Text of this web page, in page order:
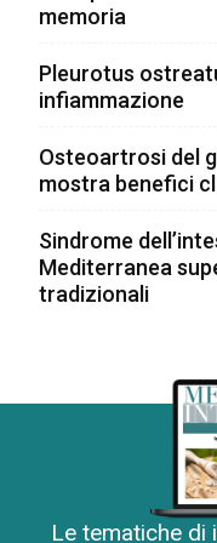
memoria
Pleurotus
infiammazione
Osteoartrosi del
mostra benefici
Sindrome
Mediterranea
tradizionali
Le tematiche di